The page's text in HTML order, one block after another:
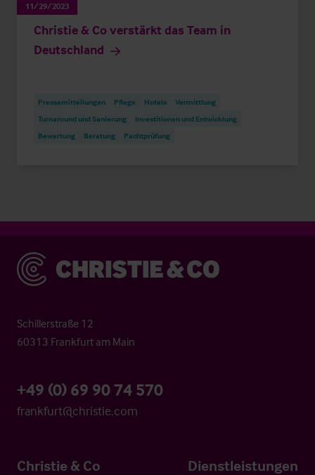
11/29/2023
Christie & Co verstärkt das Team in
Deutschland
Pressemitteilungen Pflege Hotels
Vermittlung
Turnaround und Sanierung
Investitionen und Entwicklung
Bewertung
Beratung Pachtprüfung
Christie & Co
Schillerstraße 12
60313 Frankfurt am Main
+49 (0) 69 90 74 570
frankfurt@christie.com
Christie & Co Dienstleistungen